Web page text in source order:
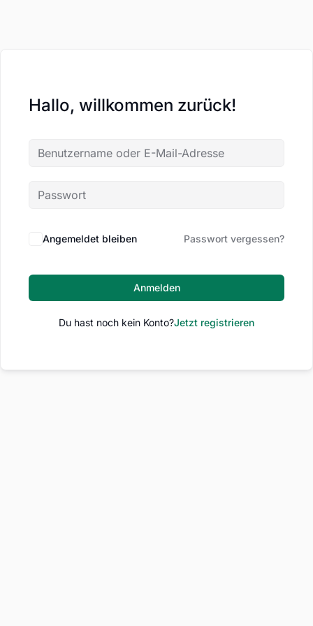
Hallo, willkommen zurück!
Angemeldet bleiben Passwort vergessen?
Anmelden
Du hast noch kein Konto?Jetzt registrieren